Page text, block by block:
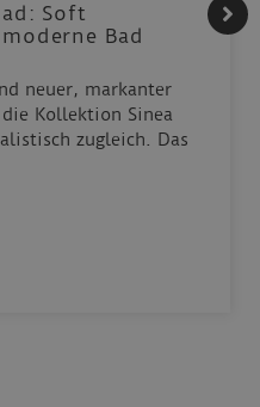
Soft
Bad
neuer, markanter
Kollektion Sinea
zugleich. Das